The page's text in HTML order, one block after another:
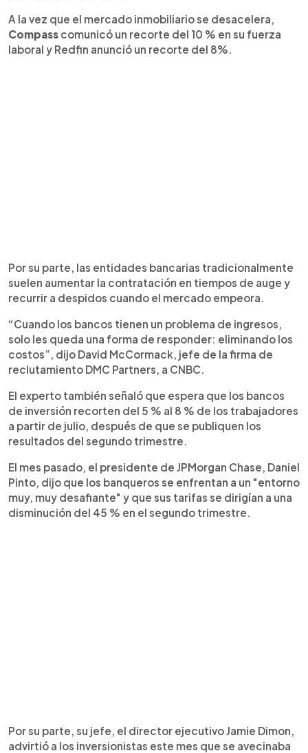
A la vez que el mercado inmobiliario se desacelera,
Compass comunicó un recorte del 10 % en su fuerza
laboral y Redfin anunció un recorte del 8%.
Por su parte, las entidades bancarias tradicionalmente
suelen aumentar la contratación en tiempos de auge y
recurrir a despidos cuando el mercado empeora.
“Cuando los bancos tienen un problema de ingresos,
solo les queda una forma de responder: eliminando los
costos”, dijo David McCormack, jefe de la firma de
reclutamiento DMC Partners, a CNBC.
El experto también señaló que espera que los bancos
de inversión recorten del 5 % al 8 % de los trabajadores
a partir de julio, después de que se publiquen los
resultados del segundo trimestre.
El mes pasado, el presidente de JPMorgan Chase, Daniel
Pinto, dijo que los banqueros se enfrentan a un "entorno
muy, muy desafiante" y que sus tarifas se dirigían a una
disminución del 45 % en el segundo trimestre.
Por su parte, su jefe, el director ejecutivo Jamie Dimon,
advirtió a los inversionistas este mes que se avecinaba